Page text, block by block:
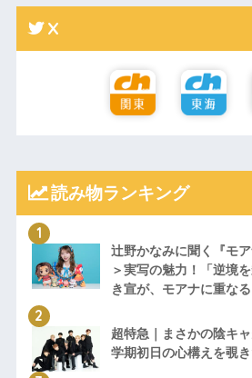
X
読み物ランキング
辻野かなみに聞く『モ
＞実写の魅力！「逆境
き宣が、モアナに重なる
超特急｜まさかの陰キ
学期初日の心構えを覗き